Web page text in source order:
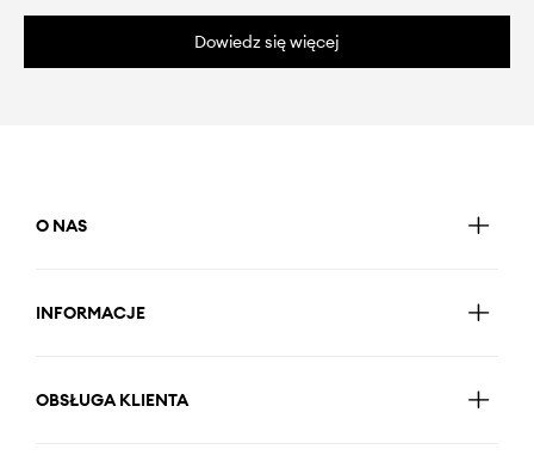
Dowiedz się więcej
O NAS
INFORMACJE
OBSŁUGA KLIENTA